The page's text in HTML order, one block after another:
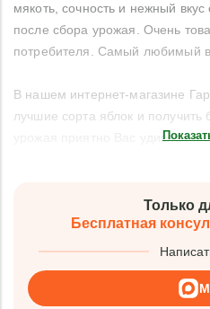
мякоть, сочность и нежный
после сбора урожая. Очень
потребителя. Самый любимый
В нашем интернет-магазине
лучшие сорта яблок и получить
урожая приятно Вас удивят.
Только
Бесплатная